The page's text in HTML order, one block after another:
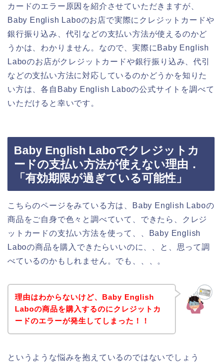
カードのエラー原因を紹介させていただきますが、
Baby English Laboのお店で実際にクレジットカードや
銀行振り込み、代引などの支払い方法が使えるのかど
うかは、わかりません。なので、実際にBaby English
Laboのお店がクレジットカードや銀行振り込み、代引
などの支払い方法に対応しているのかどうかを知りた
い方は、各自Baby English Laboの公式サイトを調べて
いただけると幸いです。
Baby English Laboでクレジットカ
ードの支払い方法が使えない理由．
「有効期限が過ぎている可能性」
こちらのページをみている方は、Baby English Laboの
商品をご自身で色々と調べていて、できたら、クレジ
ットカードの支払い方法を使って、、Baby English
Laboの商品を購入できたらいいのに、、と、思って調
べているのかもしれません。でも、、、。
理由はわからないけど、Baby English
Laboの商品を購入するのにクレジットカ
ードのエラーが発生してしまった！！
というような悩みを抱えているのではないでしょう